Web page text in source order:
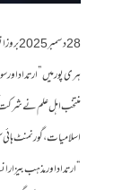
28
ہری پور میں ” ارتداد
منتخب اہل علم نے
اسلامیات ، گورنمنٹ
“ارتداد اور مذہب بیزار